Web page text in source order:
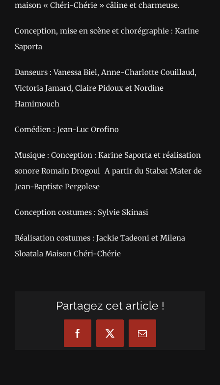
maison « Chéri-Chérie » câline et charmeuse.
Conception, mise en scène et chorégraphie : Karine
Saporta
Danseurs : Vanessa Biel, Anne-Charlotte Couillaud,
Victoria Jamard, Claire Pidoux et Nordine
Hamimouch
Comédien : Jean-Luc Orofino
Musique : Conception : Karine Saporta et réalisation
sonore Romain Drogoul A partir du Stabat Mater de
Jean-Baptiste Pergolese
Conception costumes : Sylvie Skinasi
Réalisation costumes : Jackie Tadeoni et Milena
Sloatala Maison Chéri-Chérie
Partagez cet article !
FacebookX Email